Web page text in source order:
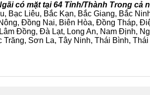
có mặt tại 64 Tỉnh/Thành Trong cả
Bạc Liêu, Bắc Kạn, Bắc Giang, Bắc
Đồng Nai, Biên Hòa, Đồng Tháp,
Đồng, Đà Lạt, Long An, Nam Định,
Sơn La, Tây Ninh, Thái Bình,